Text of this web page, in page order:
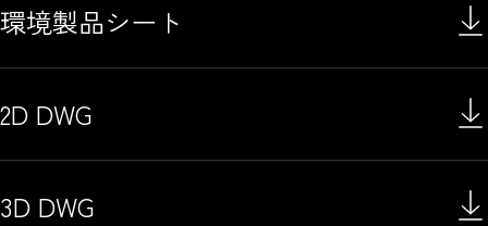
環境製品シート
2D DWG
3D DWG